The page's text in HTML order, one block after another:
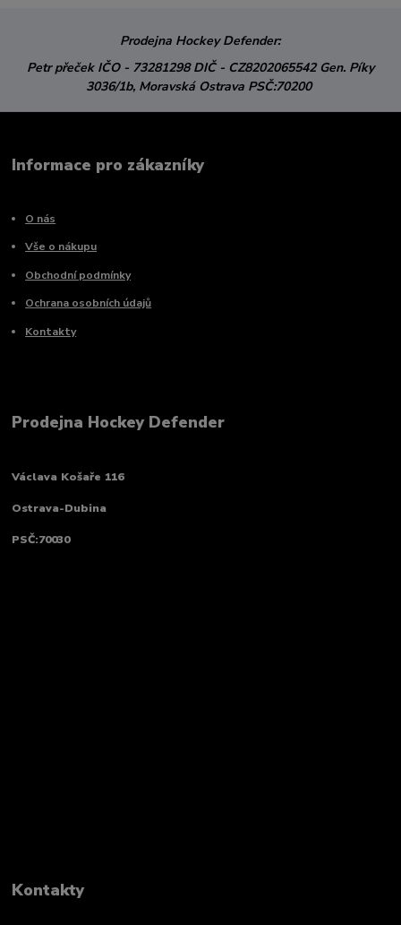
Prodejna Hockey Defender:
Petr přeček IČO - 73281298DIČ - CZ8202065542 Gen. Píky
3036/1b, Moravská Ostrava PSČ:70200
Informace pro zákazníky
O nás
Vše o nákupu
Obchodní podmínky
Ochrana osobních údajů
Kontakty
Prodejna Hockey Defender
Václava Košaře 116
Ostrava-Dubina
PSČ:70030
Kontakty